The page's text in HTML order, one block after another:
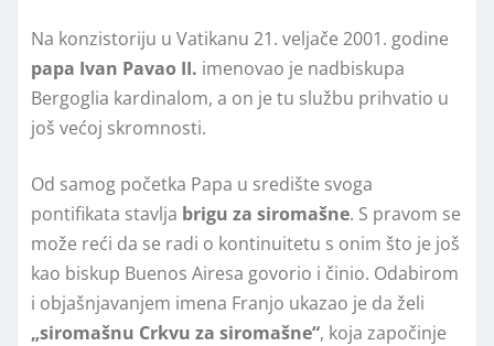
Na konzistoriju u Vatikanu 21. veljače 2001. godine
papa Ivan Pavao II. imenovao je nadbiskupa
Bergoglia kardinalom, a on je tu službu prihvatio u
još većoj skromnosti.
Od samog početka Papa u središte svoga
pontifikata stavlja brigu za siromašne. S pravom se
može reći da se radi o kontinuitetu s onim što je još
kao biskup Buenos Airesa govorio i činio. Odabirom
i objašnjavanjem imena Franjo ukazao je da želi
„siromašnu Crkvu za siromašne“, koja započinje